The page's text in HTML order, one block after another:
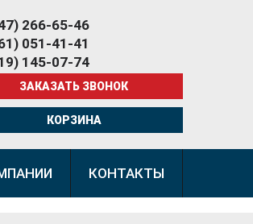
266-65-46
051-41-41
145-07-74
ЗАКАЗАТЬ ЗВОНОК
КОРЗИНА
КОНТАКТЫ